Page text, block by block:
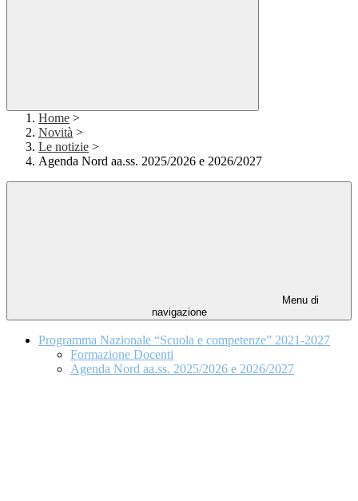
Home >
Novità >
Le notizie >
Agenda Nord aa.ss. 2025/2026 e 2026/2027
Menu di
navigazione
Programma Nazionale “Scuola e competenze” 2021-2027
Formazione Docenti
Agenda Nord aa.ss. 2025/2026 e 2026/2027